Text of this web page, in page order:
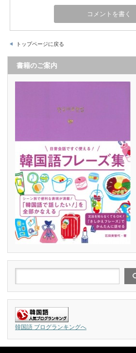
トップページに戻る
書籍のご案内
韓国語 ブログランキングへ